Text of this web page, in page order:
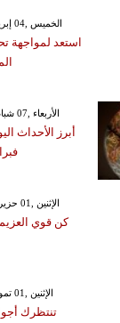
GMT 17:01 2019 الخميس ,04 إبريل / نيسان
استعد لمواجهة
GMT 09:06 2024 الأربعاء ,07 شباط / فبراير
أبرز الأحداث
GMT 11:47 2020 الإثنين ,01 حزيران / يونيو
كن قوي
GMT 13:28 2019 الإثنين ,01 تموز / يوليو
تنتظرك